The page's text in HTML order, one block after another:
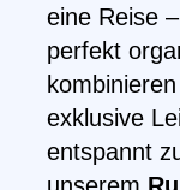
eine Reise
perfekt
exklusive
entspannt